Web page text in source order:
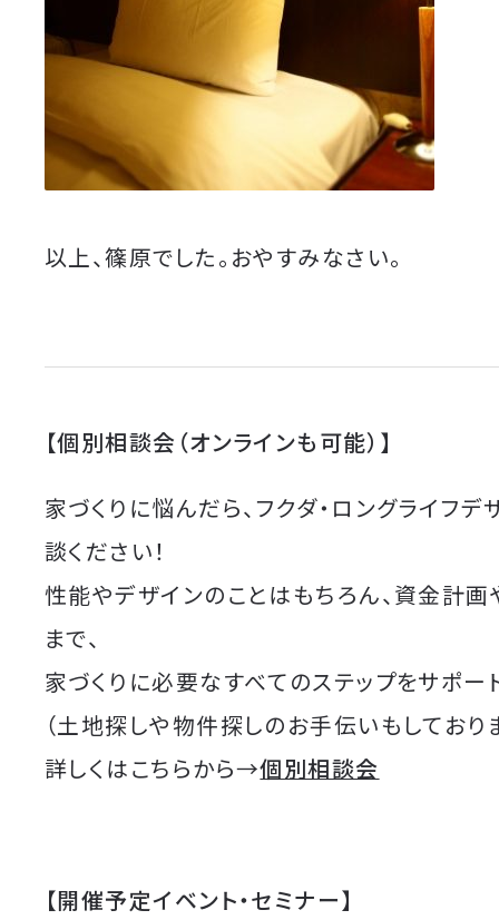
以上、篠原でした。おやすみなさい。
【個別相談会（オンラインも可能）】
家づくりに悩んだら、フクダ・ロングライフ
談ください！
性能やデザインのことはもちろん、資金計
まで、
家づくりに必要なすべてのステップをサポー
（土地探しや物件探しのお手伝いもしており
詳しくはこちらから→個別相談会
【開催予定イベント・セミナー】